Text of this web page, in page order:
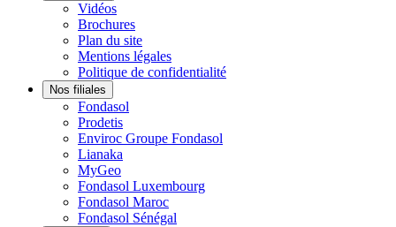
Vidéos
Brochures
Plan du site
Mentions légales
Politique de confidentialité
Nos filiales
Fondasol
Prodetis
Enviroc Groupe Fondasol
Lianaka
MyGeo
Fondasol Luxembourg
Fondasol Maroc
Fondasol Sénégal